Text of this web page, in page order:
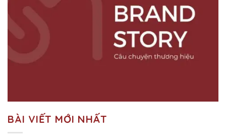
BÀI VIẾT MỚI NHẤT